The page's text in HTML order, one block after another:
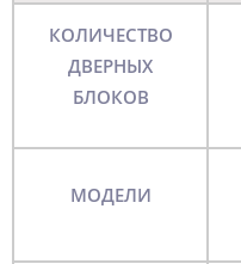
КОЛИЧЕСТВО
ДВЕРНЫХ
БЛОКОВ
МОДЕЛИ